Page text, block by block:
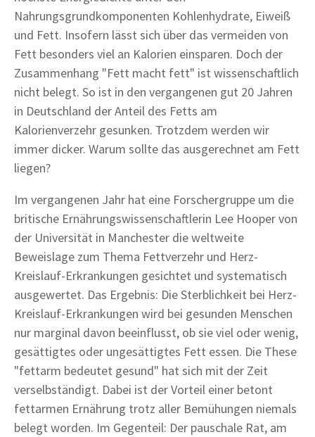
Nahrungsgrundkomponenten Kohlenhydrate, Eiweiß
und Fett. Insofern lässt sich über das vermeiden von
Fett besonders viel an Kalorien einsparen. Doch der
Zusammenhang "Fett macht fett" ist wissenschaftlich
nicht belegt. So ist in den vergangenen gut 20 Jahren
in Deutschland der Anteil des Fetts am
Kalorienverzehr gesunken. Trotzdem werden wir
immer dicker. Warum sollte das ausgerechnet am Fett
liegen?
Im vergangenen Jahr hat eine Forschergruppe um die
britische Ernährungswissenschaftlerin Lee Hooper von
der Universität in Manchester die weltweite
Beweislage zum Thema Fettverzehr und Herz-
Kreislauf-Erkrankungen gesichtet und systematisch
ausgewertet. Das Ergebnis: Die Sterblichkeit bei Herz-
Kreislauf-Erkrankungen wird bei gesunden Menschen
nur marginal davon beeinflusst, ob sie viel oder wenig,
gesättigtes oder ungesättigtes Fett essen. Die These
"fettarm bedeutet gesund" hat sich mit der Zeit
verselbständigt. Dabei ist der Vorteil einer betont
fettarmen Ernährung trotz aller Bemühungen niemals
belegt worden. Im Gegenteil: Der pauschale Rat, am